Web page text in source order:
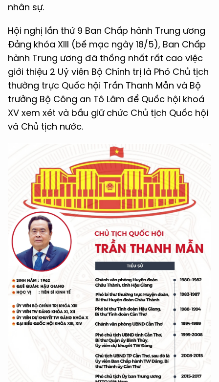
nhân sự.
Hội nghị lần thứ 9 Ban Chấp hành Trung ương
Đảng khóa XIII (bế mạc ngày 18/5), Ban Chấp
hành Trung ương đã thống nhất rất cao việc
giới thiệu 2 Uỷ viên Bộ Chính trị là Phó Chủ tịch
thường trực Quốc hội Trần Thanh Mẫn và Bộ
trưởng Bộ Công an Tô Lâm để Quốc hội khoá
XV xem xét và bầu giữ chức Chủ tịch Quốc hội
và Chủ tịch nước.